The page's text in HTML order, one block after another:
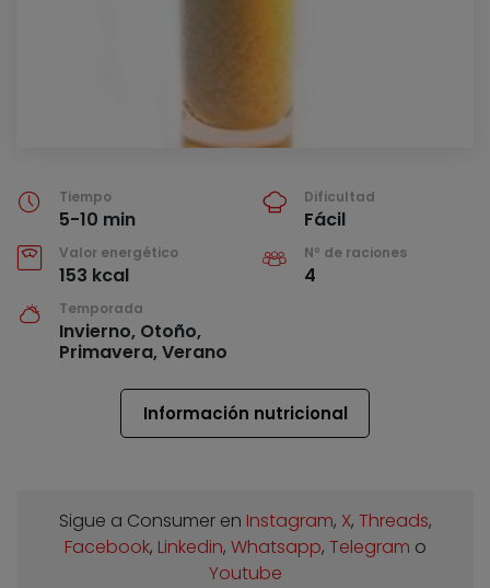
Tiempo
5-10 min
Dificultad
Fácil
Valor energético
153 kcal
Nº de raciones
4
Temporada
Invierno, Otoño,
Primavera, Verano
Información nutricional
Sigue a Consumer en Instagram, X, Threads,
Facebook, Linkedin, Whatsapp, Telegram o
Youtube